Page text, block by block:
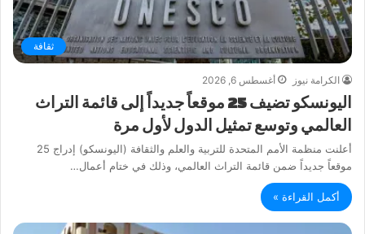
ثقافة
الكرامة نيوز أغسطس 6, 2026
اليونسكو تضيف 25 موقعاً جديداً إلى قائمة التراث
العالمي وتوسع تمثيل الدول لأول مرة
أعلنت منظمة الأمم المتحدة للتربية والعلم والثقافة (اليونسكو) إدراج 25
موقعاً جديداً ضمن قائمة التراث العالمي، وذلك في ختام أعمال…
أكمل القراءة »